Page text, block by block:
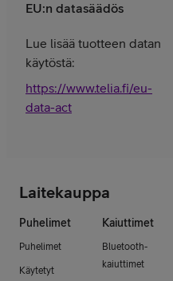
EU:n datasäädös
Lue lisää tuotteen datan
käytöstä:
https://www.telia.fi/eu-
data-act
Laitekauppa
Puhelimet
Puhelimet
Käytetyt
Kaiuttimet
Bluetooth-
kaiuttimet